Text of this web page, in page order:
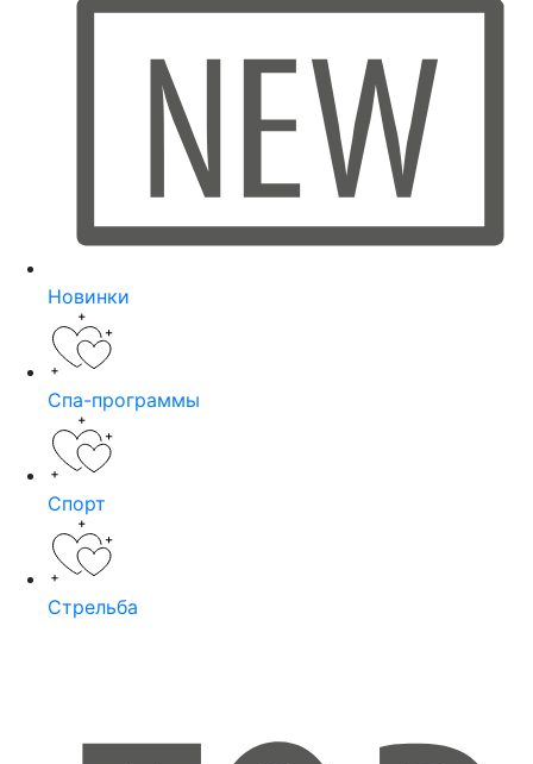
Новинки
Спа-программы
Спорт
Стрельба